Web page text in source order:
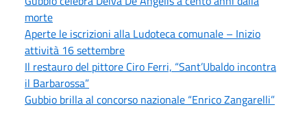
morte
Aperte le iscrizioni alla Ludoteca comunale – Inizio
attività 16 settembre
Il restauro del pittore Ciro Ferri, “Sant’Ubaldo incontra
il Barbarossa”
Gubbio brilla al concorso nazionale “Enrico Zangarelli”